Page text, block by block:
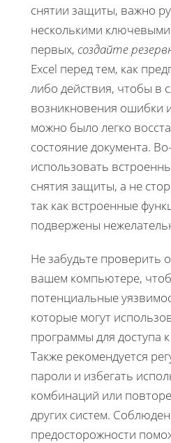
снятии защиты, важно
несколькими
первых, создайте
Excel перед тем, как
либо действия, чтобы в
возникновения ошибки
можно было легко
состояние документа.
использовать
снятия защиты, а не
так как встроенные
подвержены
Не забудьте проверить
вашем компьютере,
потенциальные
которые могут
программы для доступа
Также рекомендуется
пароли и избегать
комбинаций или
других систем.
предосторожности